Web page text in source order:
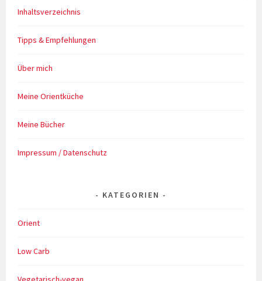
Inhaltsverzeichnis
Tipps & Empfehlungen
Über mich
Meine Orientküche
Meine Bücher
Impressum / Datenschutz
KATEGORIEN
Orient
Low Carb